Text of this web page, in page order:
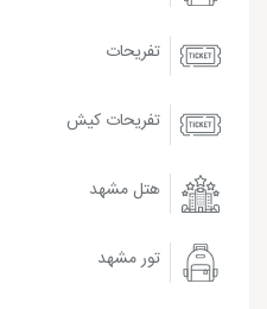
تفریحات
تفریحات کیش
هتل مشهد
تور مشهد